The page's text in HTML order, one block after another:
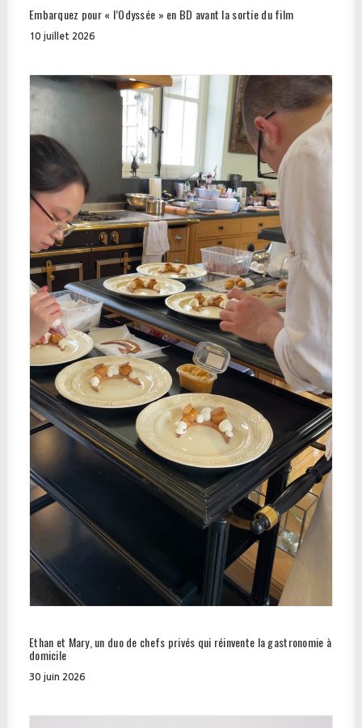
Embarquez pour « l’Odyssée » en BD avant la sortie du film
10 juillet 2026
Ethan et Mary, un duo de chefs privés qui réinvente la gastronomie à
domicile
30 juin 2026